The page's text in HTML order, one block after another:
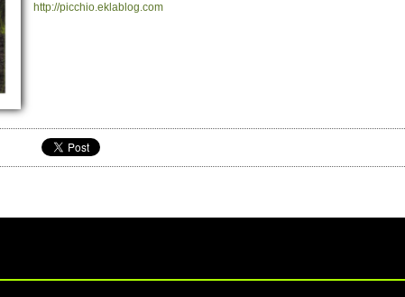
http://​picchio.​eklablog.​com